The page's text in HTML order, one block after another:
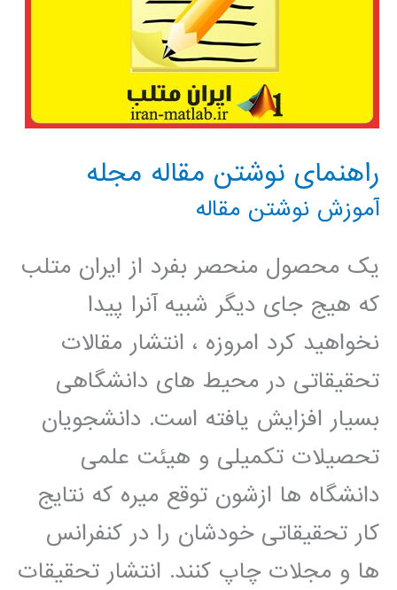
راهنمای نوشتن مقاله مجله
آموزش نوشتن مقاله
یک محصول منحصر بفرد از ایران متلب
که هیج جای دیگر شبیه آنرا پیدا
نخواهید کرد امروزه ، انتشار مقالات
تحقیقاتی در محیط های دانشگاهی
بسیار افزایش یافته است. دانشجویان
تحصیلات تکمیلی و هیئت علمی
دانشگاه ها ازشون توقع میره که نتایج
کار تحقیقاتی خودشان را در کنفرانس
ها و مجلات چاپ کنند. انتشار تحقیقات